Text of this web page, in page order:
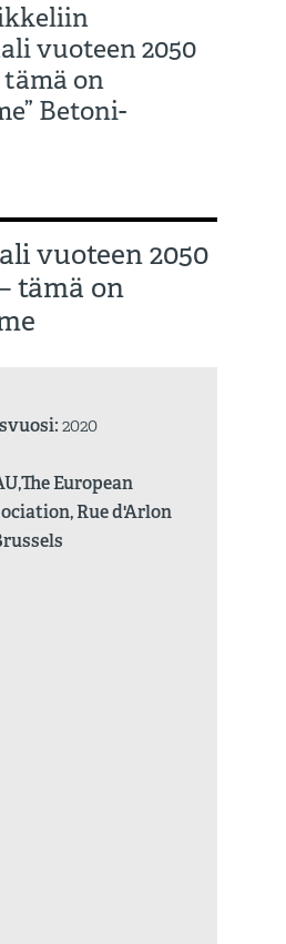
vuoteen 2050
tämä on
Betoni-
vuoteen 2050
tämä on
2020
European
Rue d'Arlon